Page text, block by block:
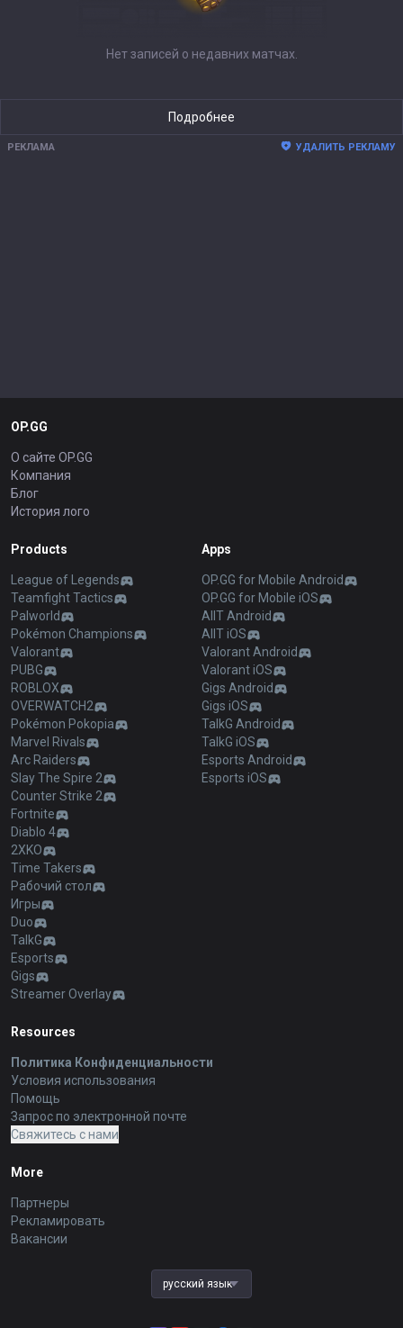
Нет записей о недавних матчах.
Подробнее
РЕКЛАМА УДАЛИТЬ РЕКЛАМУ
OP.GG
О сайте OP.GG
Компания
Блог
История лого
Products
League of Legends
Teamfight Tactics
Palworld
Pokémon Champions
Valorant
PUBG
ROBLOX
OVERWATCH2
Pokémon Pokopia
Marvel Rivals
Arc Raiders
Slay The Spire 2
Counter Strike 2
Fortnite
Diablo 4
2XKO
Time Takers
Рабочий стол
Игры
Duo
TalkG
Esports
Gigs
Streamer Overlay
Apps
OP.GG for Mobile Android
OP.GG for Mobile iOS
AllT Android
AllT iOS
Valorant Android
Valorant iOS
Gigs Android
Gigs iOS
TalkG Android
TalkG iOS
Esports Android
Esports iOS
Resources
Политика Конфиденциальности
Условия использования
Помощь
Запрос по электронной почте
Свяжитесь с нами
More
Партнеры
Рекламировать
Вакансии
русский язык